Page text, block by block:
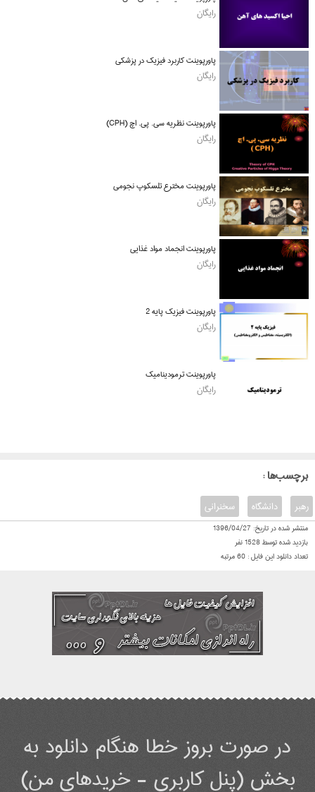
رایگان
پاورپوینت کاربرد فیزیک در پزشکی
رایگان
پاورپوینت نظریه سی. پی. اچ (CPH)
رایگان
پاورپوینت مخترع تلسکوپ نجومی
رایگان
پاورپوینت انجماد مواد غذایی
رایگان
پاورپوینت فیزیک پایه 2
رایگان
پاورپوینت ترمودینامیک
رایگان
: برچسب‌ها
سخنرانی دانشگاه رهبر
منتشر شده در تاریخ: 1396/04/27
بازدید شده توسط1528نفر
تعداد دانلود این فایل : 60مرتبه
در صورت بروز خطا هنگام دانلود به
بخش (پنل کاربری - خریدهای من)